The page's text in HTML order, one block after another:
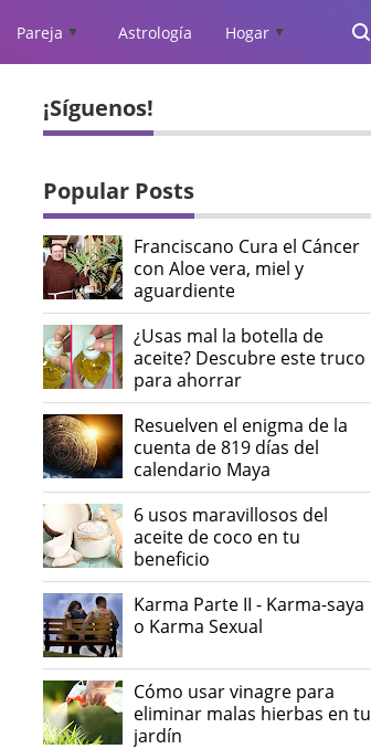
Pareja ▲ Astrología Hogar ▲
¡Síguenos!
Popular Posts
Franciscano Cura el Cáncer
con Aloe vera, miel y
aguardiente
¿Usas mal la botella de
aceite? Descubre este truco
para ahorrar
Resuelven el enigma de la
cuenta de 819 días del
calendario Maya
6 usos maravillosos del
aceite de coco en tu
beneficio
Karma Parte II - Karma-saya
o Karma Sexual
Cómo usar vinagre para
eliminar malas hierbas en tu
jardín